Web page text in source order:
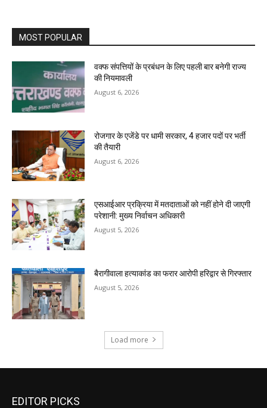
MOST POPULAR
वक्फ संपत्तियों के प्रबंधन के लिए पहली बार बनेगी राज्य
की नियमावली
August 6, 2026
रोजगार के एजेंडे पर धामी सरकार, 4 हजार पदों पर भर्ती
की तैयारी
August 6, 2026
एसआईआर प्रक्रिया में मतदाताओं को नहीं होने दी जाएगी
परेशानी: मुख्य निर्वाचन अधिकारी
August 5, 2026
बैरागीवाला हत्याकांड का फरार आरोपी हरिद्वार से गिरफ्तार
August 5, 2026
Load more
EDITOR PICKS